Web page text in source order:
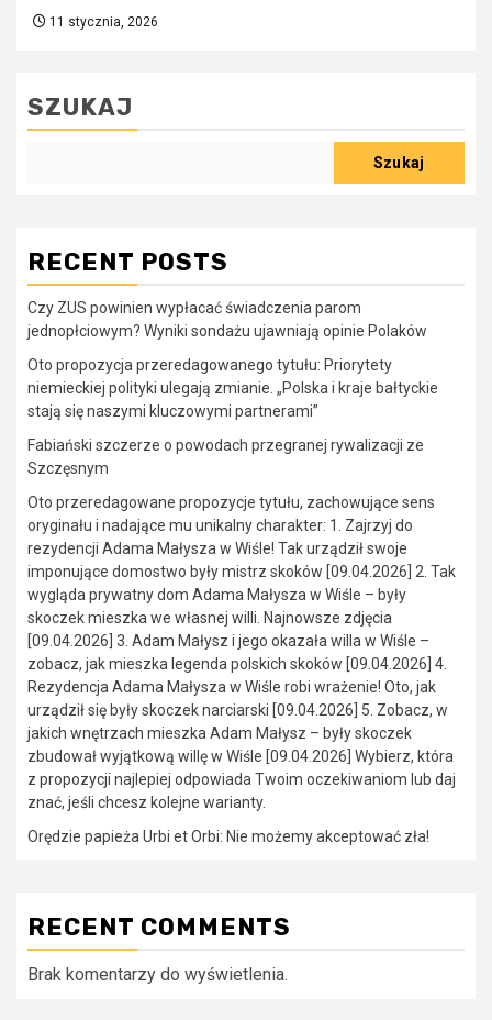
11 stycznia, 2026
SZUKAJ
Szukaj
RECENT POSTS
Czy ZUS powinien wypłacać świadczenia parom
jednopłciowym? Wyniki sondażu ujawniają opinie Polaków
Oto propozycja przeredagowanego tytułu: Priorytety
niemieckiej polityki ulegają zmianie. „Polska i kraje bałtyckie
stają się naszymi kluczowymi partnerami”
Fabiański szczerze o powodach przegranej rywalizacji ze
Szczęsnym
Oto przeredagowane propozycje tytułu, zachowujące sens
oryginału i nadające mu unikalny charakter: 1. Zajrzyj do
rezydencji Adama Małysza w Wiśle! Tak urządził swoje
imponujące domostwo były mistrz skoków [09.04.2026] 2. Tak
wygląda prywatny dom Adama Małysza w Wiśle – były
skoczek mieszka we własnej willi. Najnowsze zdjęcia
[09.04.2026] 3. Adam Małysz i jego okazała willa w Wiśle –
zobacz, jak mieszka legenda polskich skoków [09.04.2026] 4.
Rezydencja Adama Małysza w Wiśle robi wrażenie! Oto, jak
urządził się były skoczek narciarski [09.04.2026] 5. Zobacz, w
jakich wnętrzach mieszka Adam Małysz – były skoczek
zbudował wyjątkową willę w Wiśle [09.04.2026] Wybierz, która
z propozycji najlepiej odpowiada Twoim oczekiwaniom lub daj
znać, jeśli chcesz kolejne warianty.
Orędzie papieża Urbi et Orbi: Nie możemy akceptować zła!
RECENT COMMENTS
Brak komentarzy do wyświetlenia.